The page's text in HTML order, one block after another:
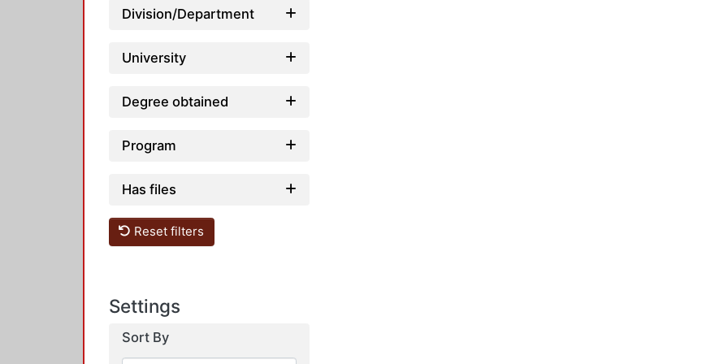
Division/Department
University
Degree obtained
Program
Has files
Reset filters
Settings
Sort By